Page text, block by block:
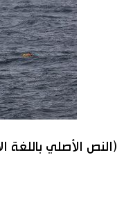
(النص الأصلي باللغة